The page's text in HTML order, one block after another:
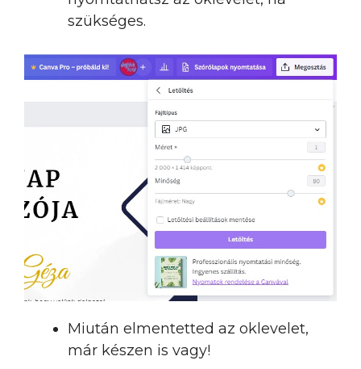
szükséges.
Miután elmentetted az oklevelet,
már készen is vagy!